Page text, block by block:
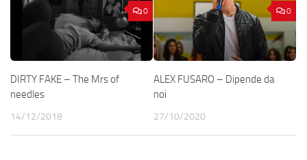
0
DIRTY FAKE – The Mrs of
needles
14/12/2018
0
ALEX FUSARO – Dipende da
noi
27/10/2020